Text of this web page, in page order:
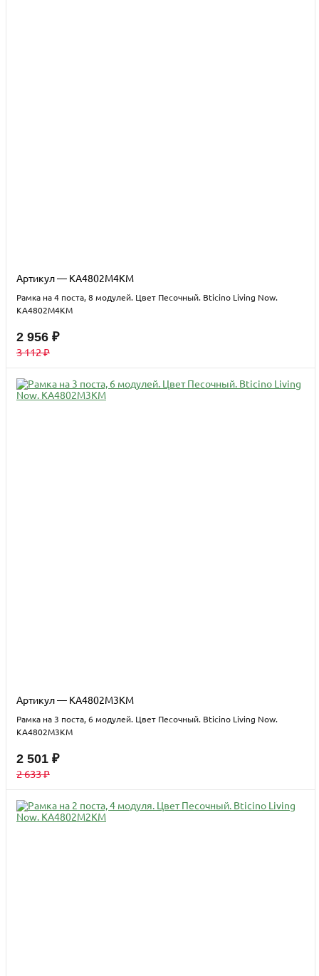
Артикул — KA4802M4KM
Рамка на 4 поста, 8 модулей. Цвет Песочный. Bticino Living Now.
KA4802M4KM
2 956 ₽
3 112 ₽
Артикул — KA4802M3KM
Рамка на 3 поста, 6 модулей. Цвет Песочный. Bticino Living Now.
KA4802M3KM
2 501 ₽
2 633 ₽